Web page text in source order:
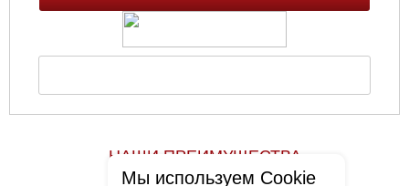
НАШИ ПРЕИМУЩЕСТВА
Мы используем Cookie